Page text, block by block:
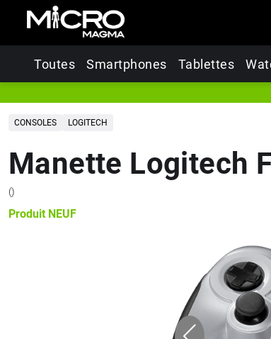
Toutes Smartphones Tablettes
CONSOLES LOGITECH
Manette Logitech
()
Produit NEUF